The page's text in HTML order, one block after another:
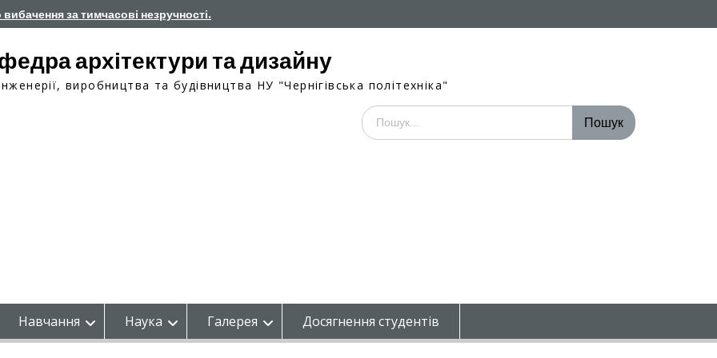
за тимчасові незручності.
архітектури та дизайну
виробництва та будівництва НУ "Чернігівська політехніка"
Шукати:
Навчання Наука Галерея Досягнення студентів